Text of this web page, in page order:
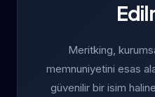
Meritking,
memnuniyetini esas
güvenilir bir isim